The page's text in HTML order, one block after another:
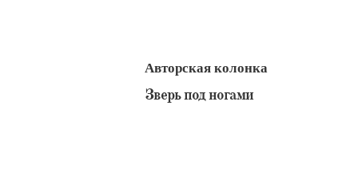
Авторская колонка
​Зверь под ногами